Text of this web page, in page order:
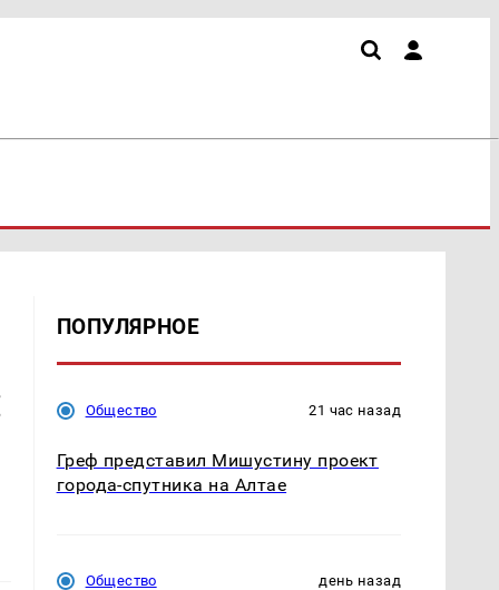
ПОПУЛЯРНОЕ
Общество 21 час назад
Греф представил Мишустину проект
города-спутника на Алтае
Общество день назад